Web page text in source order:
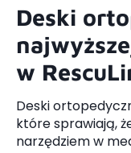
Deski
w
Deski
które sprawiają,
narzędziem w